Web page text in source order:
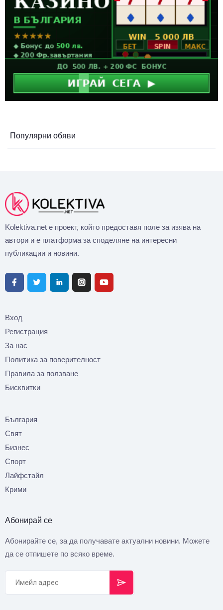
Популярни обяви
Kolektiva.net е проект, който предоставя поле за изява на
автори и е платформа за споделяне на интересни
публикации и новини.
Вход
Регистрация
За нас
Политика за поверителност
Правила за ползване
Бисквитки
България
Свят
Бизнес
Спорт
Лайфстайл
Крими
Абонирай се
Абонирайте се, за да получавате актуални новини. Можете
да се отпишете по всяко време.